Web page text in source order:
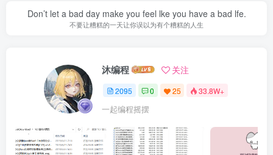
Don’t let a bad day make you feel lke you have a bad lfe.
不要让糟糕的一天让你误以为有个糟糕的人生
沐编程 关注
2095 0 25 33.8W+
一起编程摇摆